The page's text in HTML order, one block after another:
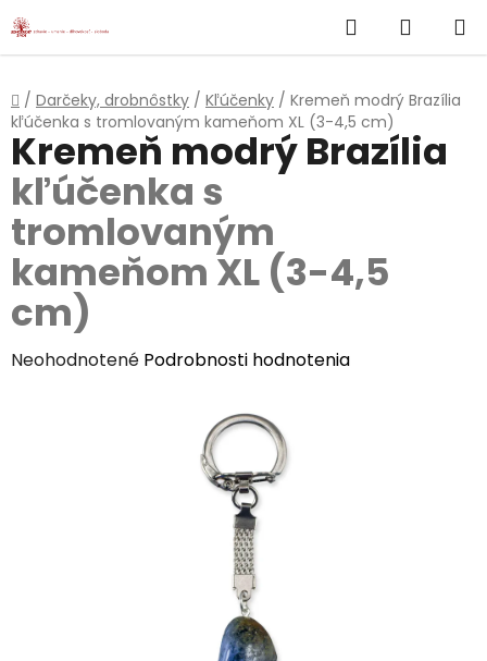
Prejsť
na
Hľadať
KOŠÍK
Domov
/ Darčeky, drobnôstky / Kľúčenky / Kremeň modrý Brazília
kľúčenka s tromlovaným kameňom XL (3-4,5 cm)
Kremeň modrý Brazília
kľúčenka s
tromlovaným
kameňom XL (3-4,5
cm)
Priemerné
Neohodnotené Podrobnosti hodnotenia